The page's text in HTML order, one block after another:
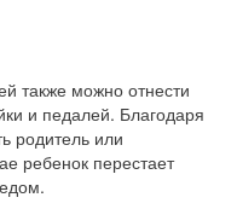
также можно отнести
и педалей. Благодаря
родитель или
ребенок перестает